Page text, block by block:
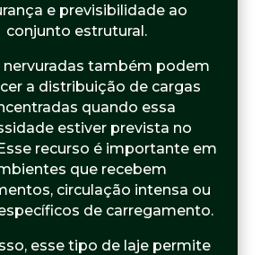
e previsibilidade ao
conjunto estrutural.
nervuradas também podem
a distribuição de cargas
quando essa
estiver prevista no
recurso é importante em
que recebem
circulação intensa ou
de carregamento.
esse tipo de laje permite